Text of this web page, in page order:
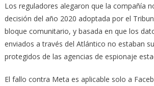
Los reguladores alegaron que la compañía
decisión del año 2020 adoptada por el
bloque comunitario, y basada en que los
enviados a través del Atlántico no estaban
protegidos de las agencias de espionaje
El fallo contra Meta es aplicable solo a